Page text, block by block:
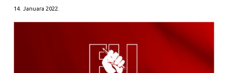
14. Januara 2022.